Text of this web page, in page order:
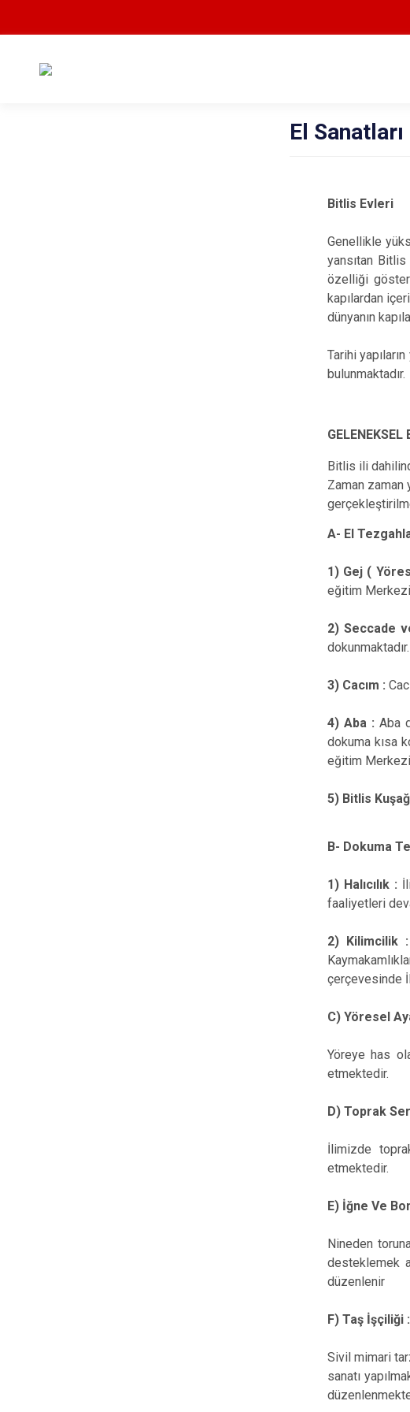
El Sanatları
Bitlis Evleri
Genellikle
yansıtan
özelliği
kapılardan
dünyanın
Tarihi
bulunmaktadır.
GELENEKSEL
Bitlis ili
Zaman zaman
A- El
1) Gej (
eğitim
2) Seccade
dokunmaktadır.
3) Cacım :
4) Aba : Aba
dokuma kısa
eğitim
5) Bitlis
B- Dokuma
1) Halıcılık :
faaliyetleri
2) Kilimcilik :
çerçevesinde
C) Yöresel
Yöreye has
etmektedir.
D) Toprak
İlimizde
etmektedir.
E) İğne Ve
Nineden
desteklemek
düzenlenir
F) Taş İşçiliği :
Sivil mimari
sanatı